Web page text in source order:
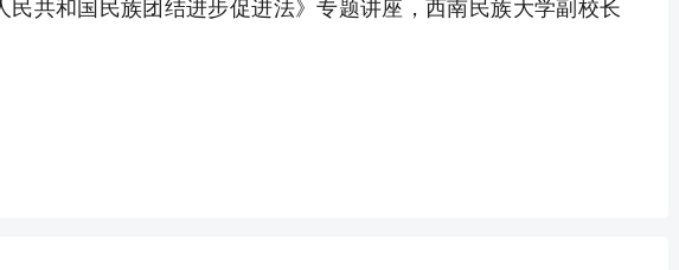
共和国民族团结进步促进法》专题讲座，西南民族大学副校长